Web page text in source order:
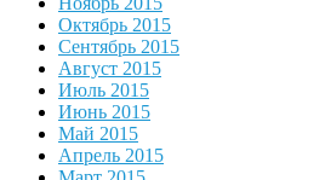
Октябрь 2015
Сентябрь 2015
Август 2015
Июль 2015
Июнь 2015
Май 2015
Апрель 2015